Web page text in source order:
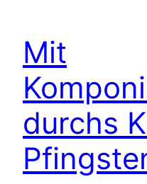
Mit
durchs